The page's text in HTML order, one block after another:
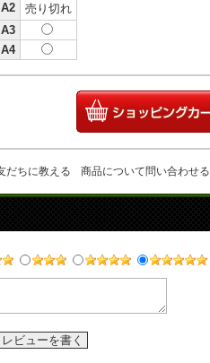
A2
売り切れ
A3
A4
だちに教える 商品について問い合わせる
レビューを書く